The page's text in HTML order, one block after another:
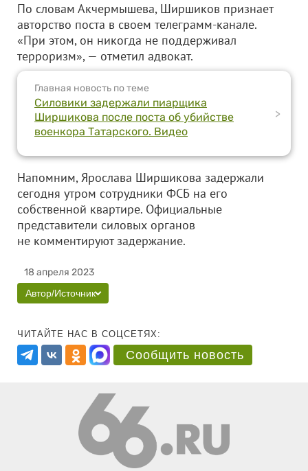
По словам Акчермышева, Ширшиков признает
авторство поста в своем телеграмм-канале.
«При этом, он никогда не поддерживал
терроризм», — отметил адвокат.
Главная новость по теме
Силовики задержали пиарщика
Ширшикова после поста об убийстве
военкора Татарского. Видео
>
Напомним, Ярослава Ширшикова задержали
сегодня утром сотрудники ФСБ на его
собственной квартире. Официальные
представители силовых органов
не комментируют задержание.
18 апреля 2023
Автор/Источник
ЧИТАЙТЕ НАС В СОЦСЕТЯХ:
Сообщить новость